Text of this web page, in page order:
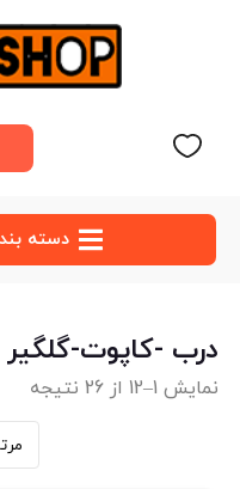
دسته‌
درب -کاپوت-گلگیر
نمایش 1–12 از 26 نتیجه